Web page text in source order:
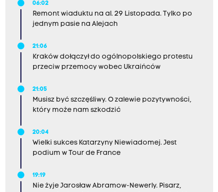
06:02
Remont wiaduktu na al. 29 Listopada. Tylko po
jednym pasie na Alejach
21:06
Kraków dołączył do ogólnopolskiego protestu
przeciw przemocy wobec Ukraińców
21:05
Musisz być szczęśliwy. O zalewie pozytywności,
który może nam szkodzić
20:04
Wielki sukces Katarzyny Niewiadomej. Jest
podium w Tour de France
19:19
Nie żyje Jarosław Abramow-Newerly. Pisarz,